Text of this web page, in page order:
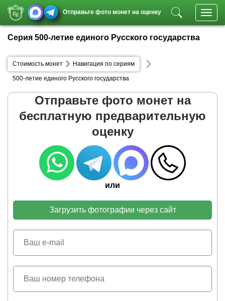
Отправьте фото монет на оценку
Серия 500-летие единого Русского государства
Стоимость монет Навигация по сериям
500-летие единого Русского государства
Отправьте фото монет на
бесплатную предварительную
оценку
или
Загрузить фотографии через сайт